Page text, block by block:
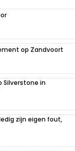
op Zandvoort
in
zijn eigen fout,